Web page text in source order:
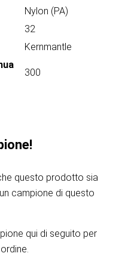
Nylon (PA)
32
Kernmantle
300
questo prodotto sia
campione di questo
qui di seguito per